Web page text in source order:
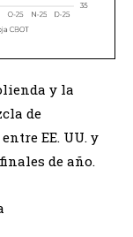
y la
de
EE. UU. y
de año.